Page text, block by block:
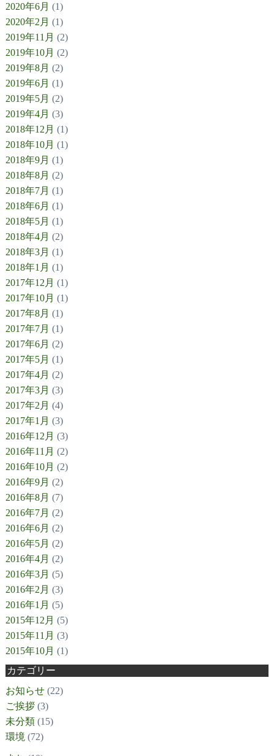
2020年6月 (1)
2020年2月 (1)
2019年11月 (2)
2019年10月 (2)
2019年8月 (2)
2019年6月 (1)
2019年5月 (2)
2019年4月 (3)
2018年12月 (1)
2018年10月 (1)
2018年9月 (1)
2018年8月 (2)
2018年7月 (1)
2018年6月 (1)
2018年5月 (1)
2018年4月 (2)
2018年3月 (1)
2018年1月 (1)
2017年12月 (1)
2017年10月 (1)
2017年8月 (1)
2017年7月 (1)
2017年6月 (2)
2017年5月 (1)
2017年4月 (2)
2017年3月 (3)
2017年2月 (4)
2017年1月 (3)
2016年12月 (3)
2016年11月 (2)
2016年10月 (2)
2016年9月 (2)
2016年8月 (7)
2016年7月 (2)
2016年6月 (2)
2016年5月 (2)
2016年4月 (2)
2016年3月 (5)
2016年2月 (3)
2016年1月 (5)
2015年12月 (5)
2015年11月 (3)
2015年10月 (1)
カテゴリー
お知らせ(22)
ご挨拶(3)
未分類(15)
環境 (72)